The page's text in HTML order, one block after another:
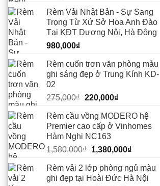
Rèm Vải Nhật Bản - Sự Sang
Trọng Từ Xứ Sở Hoa Anh Đào
Tại KĐT Dương Nội, Hà Đông
980,000₫
Rèm cuốn trơn văn phòng màu
ghi sáng đẹp ở Trung Kính KD-
02
275,000₫ Giá
là:
275,000₫.
220,000₫Giá
tại
là:
Rèm cầu vồng MODERO hệ
Premier cao cấp ở Vinhomes
Hàm Nghi NC163
1,580,000₫ Giá
là:
1,580,000₫.
1,380,000₫Giá
tại
là:
Rèm vải 2 lớp phòng ngủ màu
ghi đẹp tại Hoài Đức Hà Nội